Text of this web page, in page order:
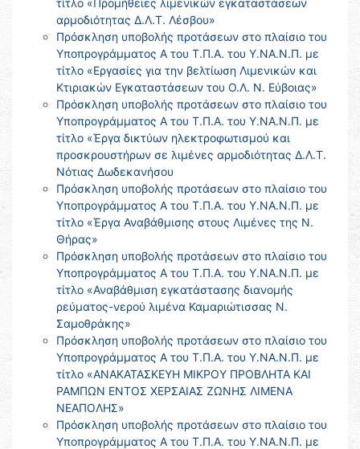
τίτλο «Προμήθειες λιμενικών εγκαταστάσεων
αρμοδιότητας Δ.Λ.Τ. Λέσβου»
Πρόσκληση υποβολής προτάσεων στο πλαίσιο του
Υποπρογράμματος Α του Τ.Π.Α. του Υ.ΝΑ.Ν.Π. με
τίτλο «Εργασίες για την βελτίωση Λιμενικών και
Κτιριακών Εγκαταστάσεων του Ο.Λ. Ν. Εύβοιας»
Πρόσκληση υποβολής προτάσεων στο πλαίσιο του
Υποπρογράμματος Α του Τ.Π.Α. του Υ.ΝΑ.Ν.Π. με
τίτλο «Έργα δικτύων ηλεκτροφωτισμού και
προσκρουστήρων σε λιμένες αρμοδιότητας Δ.Λ.Τ.
Νότιας Δωδεκανήσου
Πρόσκληση υποβολής προτάσεων στο πλαίσιο του
Υποπρογράμματος Α του Τ.Π.Α. του Υ.ΝΑ.Ν.Π. με
τίτλο «Έργα Αναβάθμισης στους Λιμένες της Ν.
Θήρας»
Πρόσκληση υποβολής προτάσεων στο πλαίσιο του
Υποπρογράμματος Α του Τ.Π.Α. του Υ.ΝΑ.Ν.Π. με
τίτλο «Αναβάθμιση εγκατάστασης διανομής
ρεύματος-νερού λιμένα Καμαριώτισσας Ν.
Σαμοθράκης»
Πρόσκληση υποβολής προτάσεων στο πλαίσιο του
Υποπρογράμματος Α του Τ.Π.Α. του Υ.ΝΑ.Ν.Π. με
τίτλο «ΑΝΑΚΑΤΑΣΚΕΥΗ ΜΙΚΡΟΥ ΠΡΟΒΛΗΤΑ ΚΑΙ
ΡΑΜΠΩΝ ΕΝΤΟΣ ΧΕΡΣΑΙΑΣ ΖΩΝΗΣ ΛΙΜΕΝΑ
ΝΕΑΠΟΛΗΣ»
Πρόσκληση υποβολής προτάσεων στο πλαίσιο του
Υποπρογράμματος Α του Τ.Π.Α. του Υ.ΝΑ.Ν.Π. με